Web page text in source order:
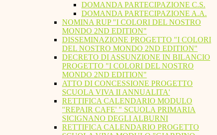
DOMANDA PARTECIPAZIONE C.S.
DOMANDA PARTECIPAZIONE A.A.
NOMINA RUP "I COLORI DEL NOSTRO
MONDO 2ND EDITION"
DISSEMINAZIONE PROGETTO "I COLORI
DEL NOSTRO MONDO 2ND EDITION"
DECRETO DI ASSUNZIONE IN BILANCIO
PROGETTO "I COLORI DEL NOSTRO
MONDO 2ND EDITION"
ATTO DI CONCESSIONE PROGETTO
SCUOLA VIVA II ANNUALITA'
RETTIFICA CALENDARIO MODULO
"REPAIR CAFE' " SCUOLA PRIMARIA
SICIGNANO DEGLI ALBURNI
RETTIFICA CALENDARIO PROGETTO